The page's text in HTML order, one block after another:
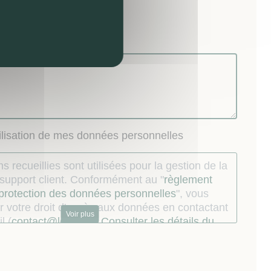
:
de mes données personnelles
recueillies sont utilisées pour la gestion de la
client. Conformément au "règlement
des données personnelles", vous
votre droit d'accès aux données en contactant
(contact@lokizi.fr).Consulter les détails du
dont les coordonnées téléphoniques ont
par le Mandataire à l’occasion de la relation
Voir plus